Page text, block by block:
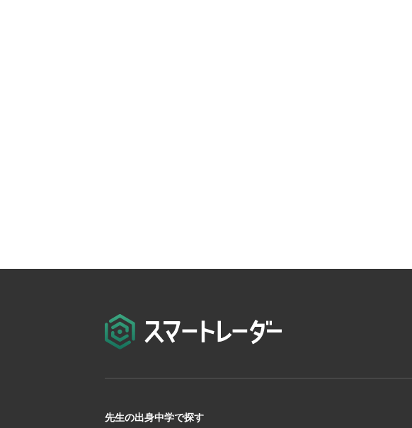
先生の出身中学で探す